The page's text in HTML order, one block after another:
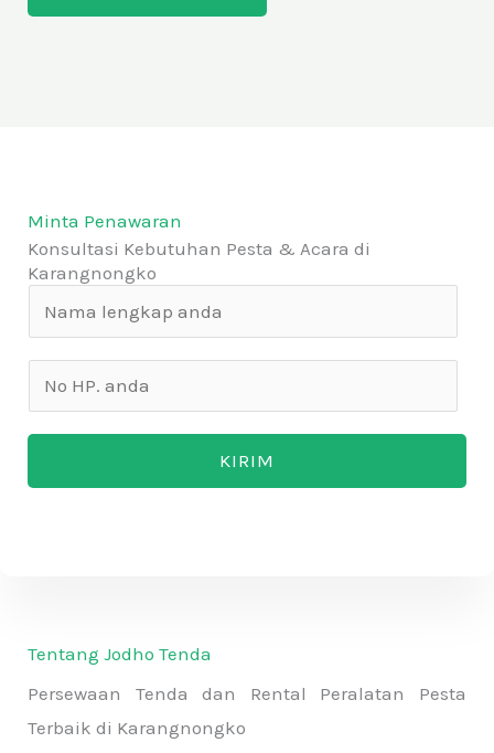
Minta Penawaran
Konsultasi Kebutuhan Pesta & Acara di
Karangnongko
a
*
o
H
KIRIM
Tentang Jodho Tenda
Persewaan Tenda dan Rental Peralatan Pesta
Terbaik di Karangnongko